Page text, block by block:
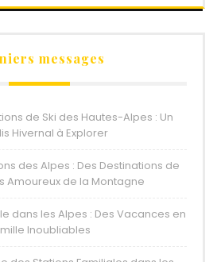
messages
de Ski des Hautes-Alpes : Un
Hivernal à Explorer
des Alpes : Des Destinations de
Amoureux de la Montagne
dans les Alpes : Des Vacances en
Inoubliables